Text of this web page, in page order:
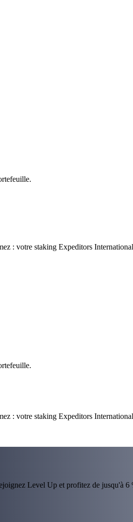
: votre staking Expeditors
: votre staking Expeditors
Level Up et profitez de jusqu'à 6